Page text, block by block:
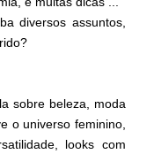
diversos assuntos,
sobre beleza, moda
o universo feminino,
looks com